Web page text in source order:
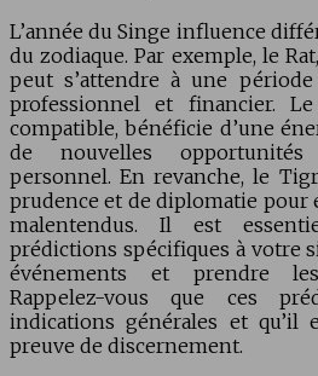
L’année du Singe influence
du zodiaque. Par exemple, le
peut s’attendre à une
professionnel et financier.
compatible, bénéficie d’une
de nouvelles opportunités
personnel. En revanche, le
prudence et de diplomatie pour
malentendus. Il est
prédictions spécifiques à votre
événements et prendre
Rappelez-vous que ces
indications générales et qu’il
preuve de discernement.